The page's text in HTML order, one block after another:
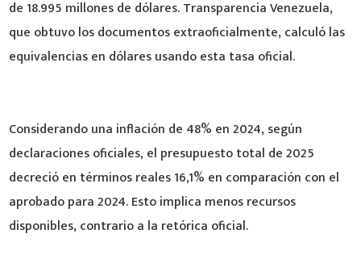
de 18.995 millones de dólares. Transparencia Venezuela,
que obtuvo los documentos extraoficialmente, calculó las
equivalencias en dólares usando esta tasa oficial.
Considerando una inflación de 48% en 2024, según
declaraciones oficiales, el presupuesto total de 2025
decreció en términos reales 16,1% en comparación con el
aprobado para 2024. Esto implica menos recursos
disponibles, contrario a la retórica oficial.